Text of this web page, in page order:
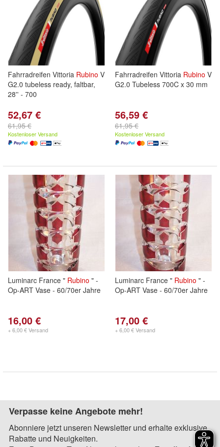
Fahrradreifen Vittoria Rubino V
G2.0 tubeless ready, faltbar,
28'' - 700
52,67 €
61,95 €
Kostenloser Versand
Fahrradreifen Vittoria Rubino V
G2.0 Tubeless 700C x 30 mm
56,59 €
61,95 €
Kostenloser Versand
Luminarc France " Rubino " -
Op-ART Vase - 60/70er Jahre
16,00 €
+ 6,00 € Versand
Luminarc France " Rubino " -
Op-ART Vase - 60/70er Jahre
17,00 €
+ 6,00 € Versand
Verpasse keine Angebote mehr!
Abonniere jetzt unseren Newsletter und erhalte exklusive
Rabatte und Neuigkeiten.